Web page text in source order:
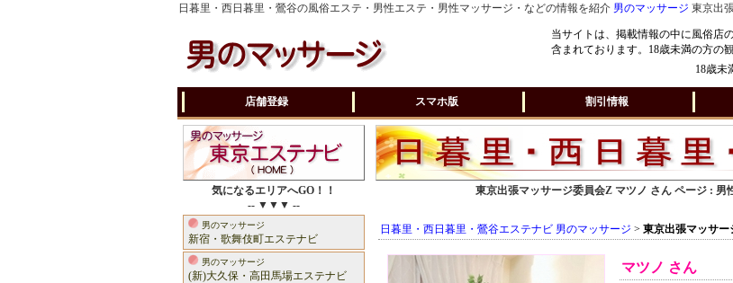
日暮里・西日暮里・鶯谷の風俗エステ・男性エステ・男性マッサージ・などの情報を紹介 男のマッサージ 東京出
当サイトは、掲載情報の中に風俗店
含まれております。18歳未満の方の
18歳未
店舗登録
スマホ版 割引情報
気になるエリアへGO！！
-- ▼▼▼ --
男のマッサージ
新宿・歌舞伎町エステナビ
男のマッサージ
(新)大久保・高田馬場エステナビ
東京出張マッサージ委員会Z マツノ さん ページ :
日暮里・西日暮里・鶯谷エステナビ 男のマッサージ > 東京出張マッサ
マツノ さん